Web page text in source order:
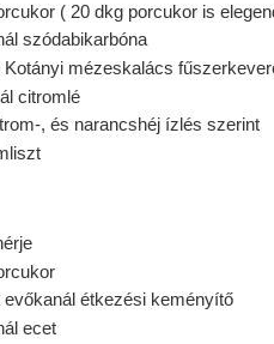
( 20 dkg porcukor is
szódabikarbóna
Kotányi mézeskalács
citromlé
, és narancshéj ízlés szerint
evőkanál étkezési keményítő
ecet